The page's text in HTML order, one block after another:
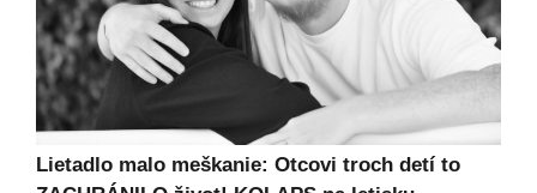
Lietadlo malo meškanie: Otcovi troch detí to